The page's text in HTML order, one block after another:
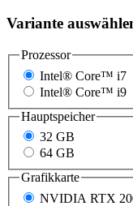
Variante
Prozessor
Intel® Core™ i7
Intel® Core™ i9
Hauptspeicher
32 GB
64 GB
Grafikkarte
NVIDIA RTX